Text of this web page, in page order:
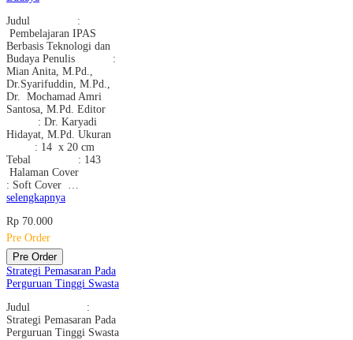
Judul :
Pembelajaran IPAS
Berbasis Teknologi dan
Budaya Penulis :
Mian Anita, M.Pd.,
Dr.Syarifuddin, M.Pd.,
Dr. Mochamad Amri
Santosa, M.Pd. Editor
: Dr. Karyadi
Hidayat, M.Pd. Ukuran
: 14 x 20 cm
Tebal : 143
Halaman Cover
: Soft Cover …
selengkapnya
Rp 70.000
Pre Order
Pre Order
Strategi Pemasaran Pada
Perguruan Tinggi Swasta
Judul :
Strategi Pemasaran Pada
Perguruan Tinggi Swasta